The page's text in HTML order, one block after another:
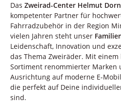
Das Zweirad-Center Helmut Dorn
kompetenter Partner für
Fahrradzubehör in der Region
vielen Jahren steht unser
Leidenschaft, Innovation und
das Thema Zweiräder. Mit
Sortiment renommierter Marken
Ausrichtung auf moderne E-
die perfekt auf Deine
sind.